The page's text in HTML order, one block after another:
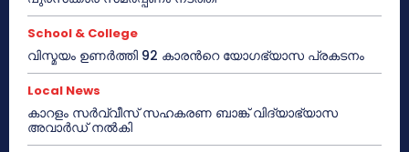
School & College
വിസ്മയം ഉണർത്തി 92 കാരൻറെ യോഗഭ്യാസ പ്രകടനം
Local News
കാറളം സർവ്വീസ് സഹകരണ ബാങ്ക് വിദ്യാഭ്യാസ
അവാർഡ് നൽകി